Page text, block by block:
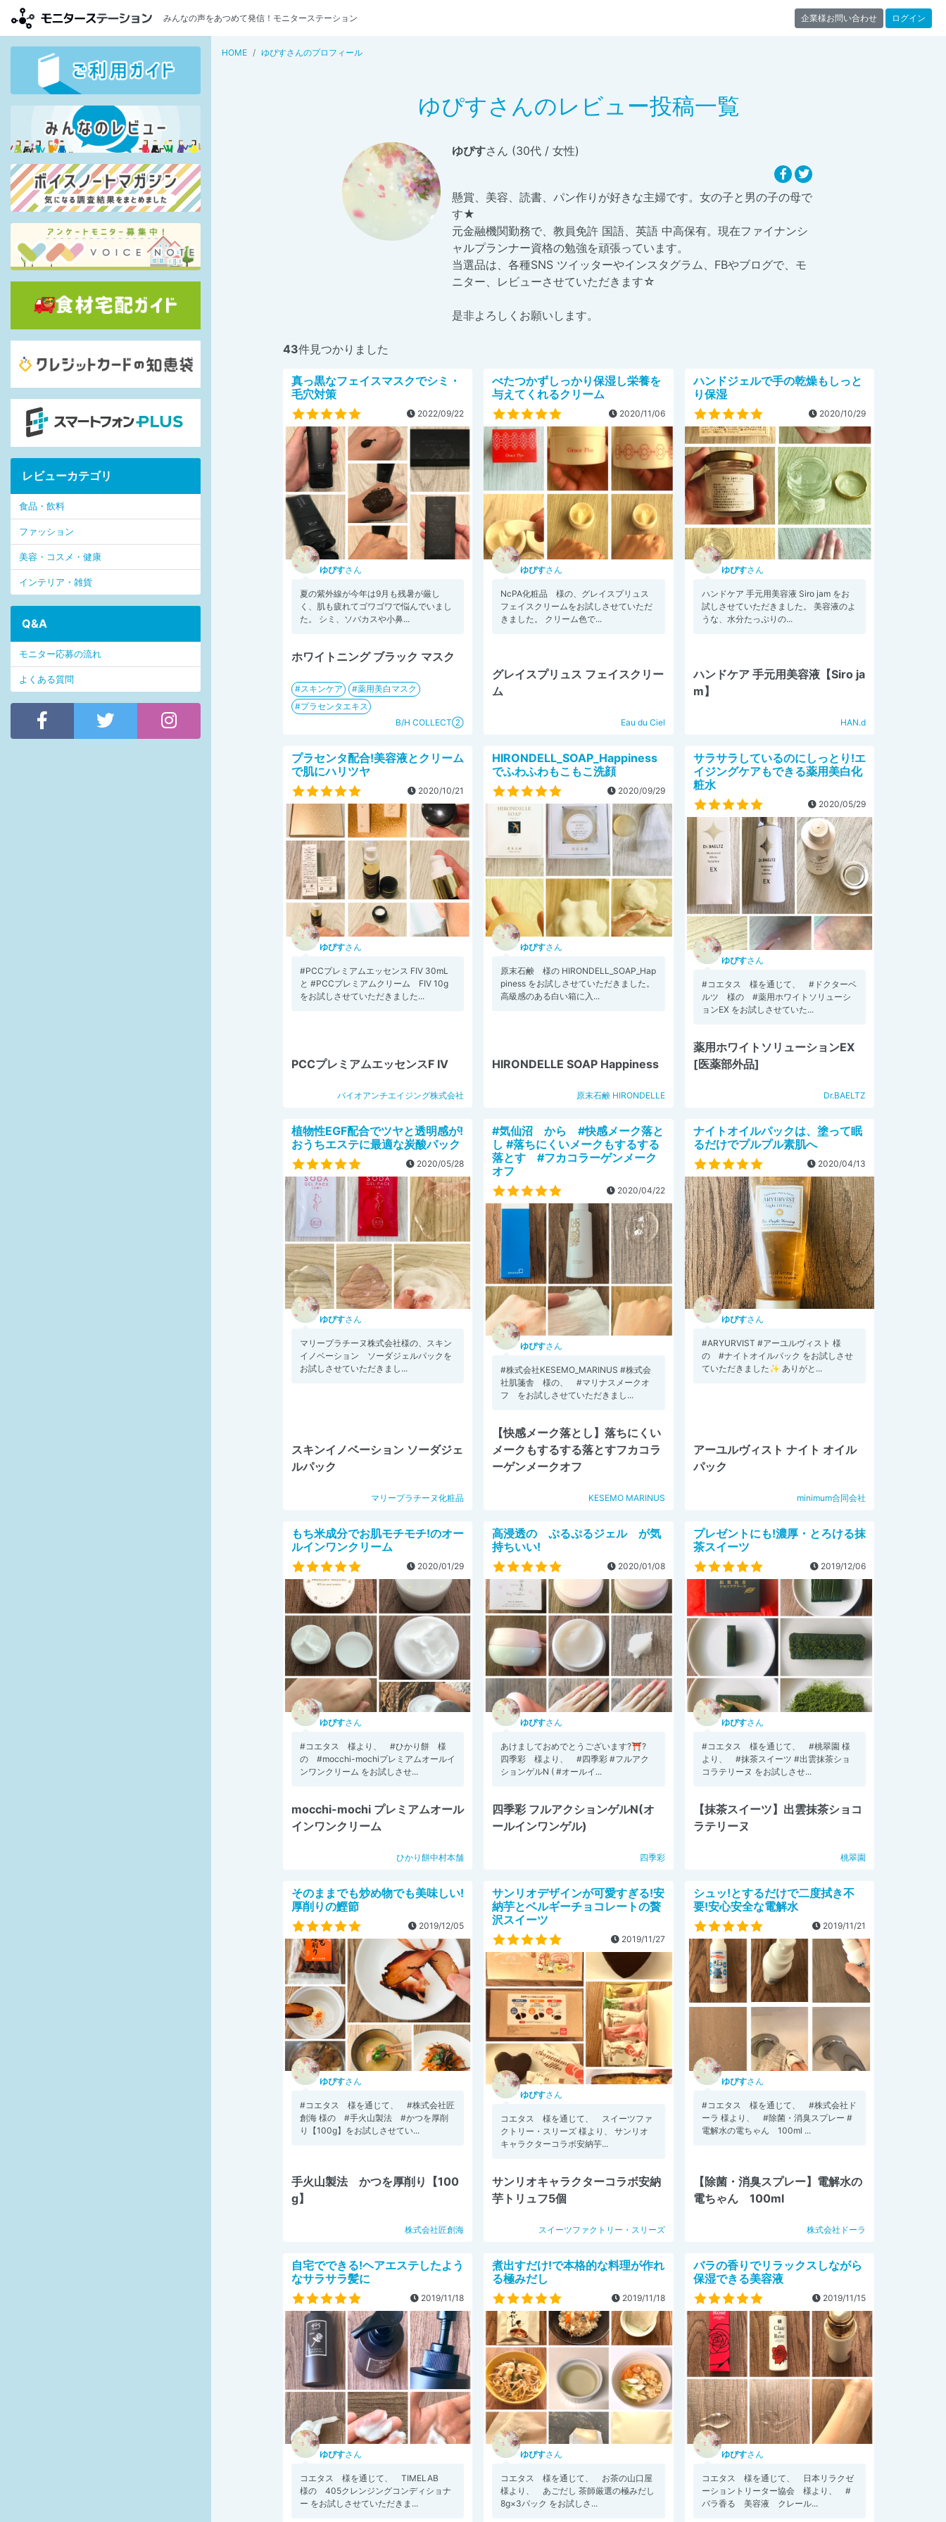
みんなの声をあつめて発信！モニターステーション 企業様お問い合わせ ログイン
HOME ゆぴすさんのプロフィール
ゆぴすさんのレビュー投稿一覧
ゆぴすさん (30代 / 女性)
懸賞、美容、読書、パン作りが好きな主婦です。女の子と男の子の母で
す★
元金融機関勤務で、教員免許 国語、英語 中高保有。現在ファイナンシ
ャルプランナー資格の勉強を頑張っています。
当選品は、各種SNS ツイッターやインスタグラム、FBやブログで、モ
ニター、レビューさせていただきます☆
是非よろしくお願いします。
43件見つかりました
真っ黒なフェイスマスクでシミ・
毛穴対策
2022/09/22
ゆぴすさん
夏の紫外線が今年は9月も残暑が厳し
く、肌も疲れてゴワゴワで悩んでいまし
た。 シミ、ソバカスや小鼻...
ホワイトニング ブラック マスク
スキンケア
薬用美白マスク
プラセンタエキス
B/H COLLECT②
べたつかずしっかり保湿し栄養を
与えてくれるクリーム
2020/11/06
ゆぴすさん
NcPA化粧品 様の、グレイスプリュス
フェイスクリームをお試しさせていただ
きました。 クリーム色で...
グレイスプリュス フェイスクリー
ム
Eau du Ciel
ハンドジェルで手の乾燥もしっと
り保湿
2020/10/29
ゆぴすさん
ハンドケア 手元用美容液 Siro jam をお
試しさせていただきました。 美容液のよ
うな、水分たっぷりの...
ハンドケア 手元用美容液【Siro ja
m】
HAN.d
プラセンタ配合!美容液とクリーム
で肌にハリツヤ
2020/10/21
ゆぴすさん
#PCCプレミアムエッセンス FIV 30mL
と #PCCプレミアムクリーム FIV 10g
をお試しさせていただきました...
PCCプレミアムエッセンスF IV
バイオアンチエイジング株式会社
HIRONDELL_SOAP_Happiness
でふわふわもこもこ洗顔
2020/09/29
ゆぴすさん
原末石鹸 様の HIRONDELL_SOAP_Hap
piness をお試しさせていただきました。
高級感のある白い箱に入...
HIRONDELLE SOAP Happiness
原末石鹸 HIRONDELLE
サラサラしているのにしっとり!エ
イジングケアもできる薬用美白化
粧水
2020/05/29
ゆぴすさん
#コエタス 様を通じて、 #ドクターベ
ルツ 様の #薬用ホワイトソリューシ
ョンEX をお試しさせていた...
薬用ホワイトソリューションEX
[医薬部外品]
Dr.BAELTZ
植物性EGF配合でツヤと透明感が!
おうちエステに最適な炭酸パック
2020/05/28
ゆぴすさん
マリープラチーヌ株式会社様の、スキン
イノベーション ソーダジェルパックを
お試しさせていただきまし...
スキンイノベーション ソーダジェ
ルパック
マリープラチーヌ化粧品
#気仙沼 から #快感メーク落と
し #落ちにくいメークもするする
落とす #フカコラーゲンメーク
オフ
2020/04/22
ゆぴすさん
#株式会社KESEMO_MARINUS #株式会
社肌箋舎 様の、 #マリナスメークオ
フ をお試しさせていただきまし...
【快感メーク落とし】落ちにくい
メークもするする落とすフカコラ
ーゲンメークオフ
KESEMO MARINUS
ナイトオイルパックは、塗って眠
るだけでプルプル素肌へ
2020/04/13
ゆぴすさん
#ARYURVIST #アーユルヴィスト 様
の #ナイトオイルパック をお試しさせ
ていただきました✨ ありがと...
アーユルヴィスト ナイト オイル
パック
minimum合同会社
もち米成分でお肌モチモチ!のオー
ルインワンクリーム
2020/01/29
ゆぴすさん
#コエタス 様より、 #ひかり餅 様
の #mocchi-mochiプレミアムオールイ
ンワンクリーム をお試しさせ...
mocchi-mochi プレミアムオール
インワンクリーム
ひかり餅中村本舗
高浸透の ぷるぷるジェル が気
持ちいい!
2020/01/08
ゆぴすさん
あけましておめでとうございます?⛩?
四季彩 様より、 #四季彩 #フルアク
ションゲルN ( #オールイ...
四季彩 フルアクションゲルN(オ
ールインワンゲル)
四季彩
プレゼントにも!濃厚・とろける抹
茶スイーツ
2019/12/06
ゆぴすさん
#コエタス 様を通じて、 #桃翠園 様
より、 #抹茶スイーツ #出雲抹茶ショ
コラテリーヌ をお試しさせ...
【抹茶スイーツ】出雲抹茶ショコ
ラテリーヌ
桃翠園
そのままでも炒め物でも美味しい!
厚削りの鰹節
2019/12/05
ゆぴすさん
#コエタス 様を通じて、 #株式会社匠
創海 様の #手火山製法 #かつを厚削
り【100g】をお試しさせてい...
手火山製法 かつを厚削り【100
g】
株式会社匠創海
サンリオデザインが可愛すぎる!安
納芋とベルギーチョコレートの贅
沢スイーツ
2019/11/27
ゆぴすさん
コエタス 様を通じて、 スイーツファ
クトリー・スリーズ 様より、 サンリオ
キャラクターコラボ安納芋...
サンリオキャラクターコラボ安納
芋トリュフ5個
スイーツファクトリー・スリーズ
シュッ!とするだけで二度拭き不
要!安心安全な電解水
2019/11/21
ゆぴすさん
#コエタス 様を通じて、 #株式会社ド
ーラ 様より、 #除菌・消臭スプレー #
電解水の電ちゃん 100ml ...
【除菌・消臭スプレー】電解水の
電ちゃん 100ml
株式会社ドーラ
自宅でできる!ヘアエステしたよう
なサラサラ髪に
2019/11/18
ゆぴすさん
コエタス 様を通じて、 TIMELAB
様の 405クレンジングコンディショナ
ー をお試しさせていただきま...
煮出すだけ!で本格的な料理が作れ
る極みだし
2019/11/18
ゆぴすさん
コエタス 様を通じて、 お茶の山口屋
様より、 あごだし 茶師厳選の極みだし
8g×3パック をお試しさ...
バラの香りでリラックスしながら
保湿できる美容液
2019/11/15
ゆぴすさん
コエタス 様を通じて、 日本リラクゼ
ーショントリーター協会 様より、 #
バラ香る 美容液 クレール...
レビューカテゴリ
食品・飲料
ファッション
美容・コスメ・健康
インテリア・雑貨
Q&A
モニター応募の流れ
よくある質問